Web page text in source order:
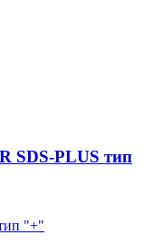
SDS-PLUS тип
"+"